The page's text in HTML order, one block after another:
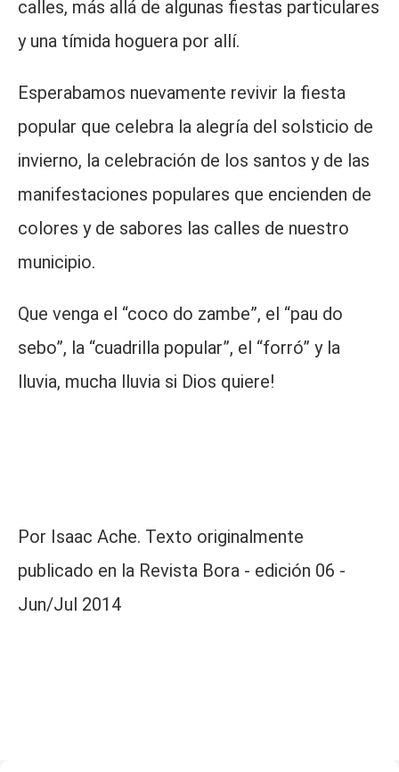
calles, más allá de algunas fiestas particulares
y una tímida hoguera por allí.
Esperabamos nuevamente revivir la fiesta
popular que celebra la alegría del solsticio de
invierno, la celebración de los santos y de las
manifestaciones populares que encienden de
colores y de sabores las calles de nuestro
municipio.
Que venga el “coco do zambe”, el “pau do
sebo”, la “cuadrilla popular”, el “forró” y la
lluvia, mucha lluvia si Dios quiere!
Por Isaac Ache. Texto originalmente
publicado en la Revista Bora - edición 06 -
Jun/Jul 2014